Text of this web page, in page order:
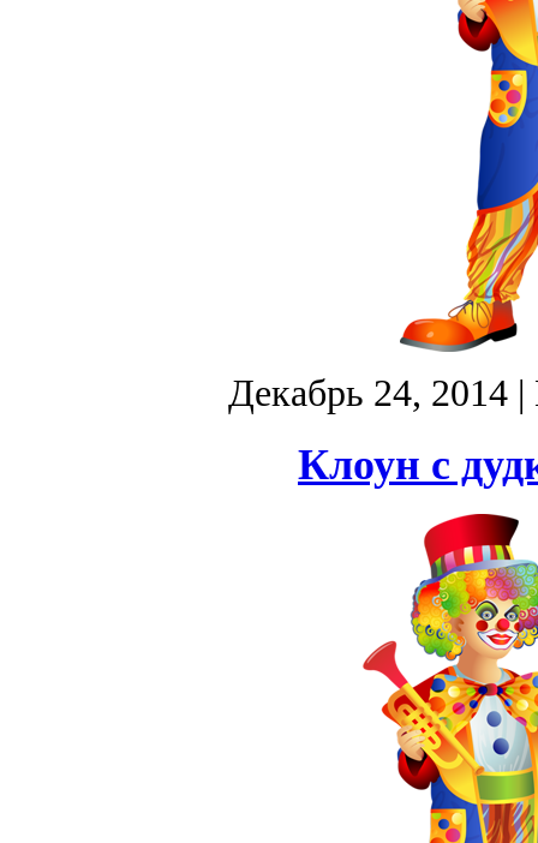
Декабрь 24, 2014|
Клоун с